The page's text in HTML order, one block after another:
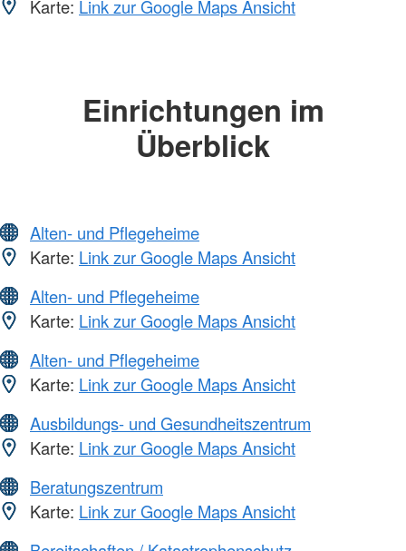
Karte: Link zur Google Maps Ansicht
Einrichtungen im
Überblick
Alten- und Pflegeheime
Karte: Link zur Google Maps Ansicht
Alten- und Pflegeheime
Karte: Link zur Google Maps Ansicht
Alten- und Pflegeheime
Karte: Link zur Google Maps Ansicht
Ausbildungs- und Gesundheitszentrum
Karte: Link zur Google Maps Ansicht
Beratungszentrum
Karte: Link zur Google Maps Ansicht